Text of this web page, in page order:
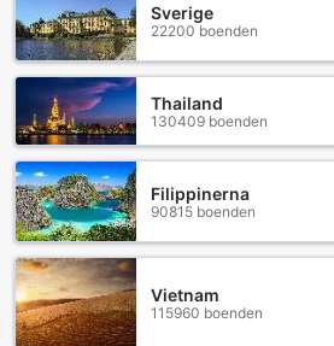
Sverige
22200 boenden
Thailand
130409 boenden
Filippinerna
90815 boenden
Vietnam
115960 boenden